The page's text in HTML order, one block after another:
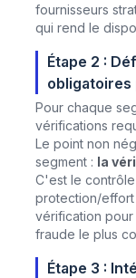
fournisseurs
qui rend le
Étape 2 :
obligatoires
Pour chaque
vérifications
Le point non
segment : la
C'est le
protection/
vérification
fraude le plus
Étape 3 :